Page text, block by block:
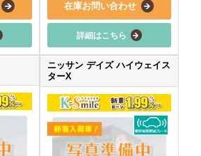
在庫お問い合わせ
詳細はこちら
ニッサン デイズ ハイウェイス
ターX